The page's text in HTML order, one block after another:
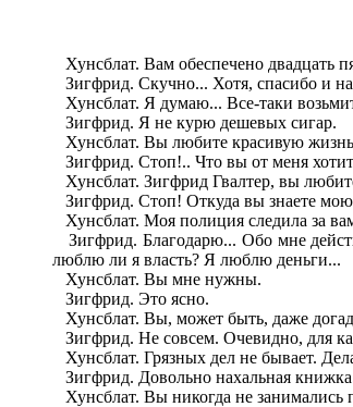
Хунсблат. Вам обеспечено двадцать
Зигфрид. Скучно... Хотя, спасибо и
Хунсблат. Я думаю... Все-таки
Зигфрид. Я не курю дешевых сигар.
Хунсблат. Вы любите красивую
Зигфрид. Стоп!.. Что вы от меня
Хунсблат. Зигфрид Гвалтер, вы
Зигфрид. Стоп! Откуда вы знаете
Хунсблат. Моя полиция следила за
Зигфрид. Благодарю... Обо мне
люблю ли я власть? Я люблю деньги...
Хунсблат. Вы мне нужны.
Зигфрид. Это ясно.
Хунсблат. Вы, может быть, даже
Зигфрид. Не совсем. Очевидно, для
Хунсблат. Грязных дел не бывает.
Зигфрид. Довольно нахальная
Хунсблат. Вы никогда не занимались